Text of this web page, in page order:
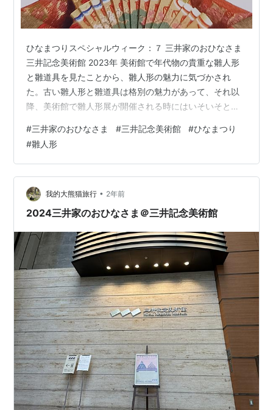
ひなまつりスペシャルウィーク：７ 三井家のおひなさま
三井記念美術館 2023年 美術館で年代物の貴重な雛人形
と雛道具を見たことから、雛人形の魅力に気づかされ
た。古い雛人形と雛道具は格別の魅力があって、それ以
降、美術館で雛人形展が開催される時にはいそいそと駆
３月に掛けて大切に受け継がれた雛飾りを公開すること
が多い。 美術館に展示されるような年代物の雛飾りは財
閥のお嬢さんのために特別に贅を尽くして作られたもの
なので、現代目にする雛人形や付随する雛道具とは趣が
違う。しかも保存状態も信じられないくらいによい。そ
んな雛飾りを一堂に見られる機会はこの時期…
#三井家のおひなさま #三井記念美術館 #ひなまつり
#雛人形
我的大熊猫旅行 • 2年前
2024三井家のおひなさま＠三井記念美術館